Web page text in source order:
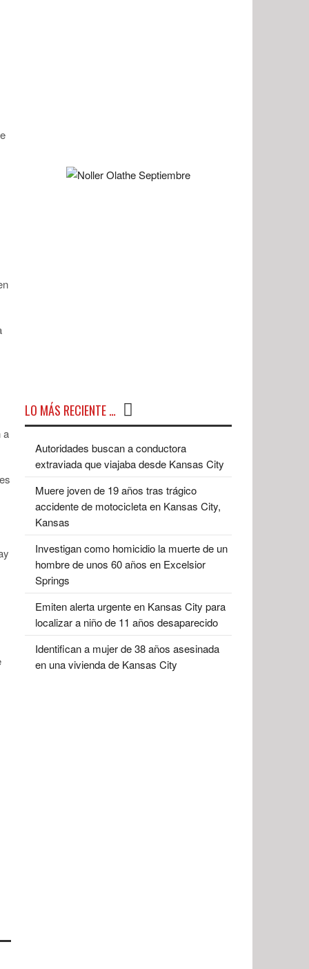
a
LO MÁS RECIENTE …
Autoridades buscan a conductora
extraviada que viajaba desde Kansas City
Muere joven de 19 años tras trágico
accidente de motocicleta en Kansas City,
Kansas
Investigan como homicidio la muerte de un
hombre de unos 60 años en Excelsior
Springs
Emiten alerta urgente en Kansas City para
localizar a niño de 11 años desaparecido
Identifican a mujer de 38 años asesinada
en una vivienda de Kansas City